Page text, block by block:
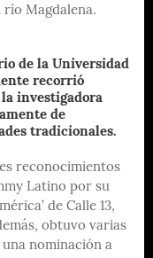
Magdalena.
de la Universidad
recorrió
investigadora
de
tradicionales.
reconocimientos
Latino por su
de Calle 13,
obtuvo varias
nominación a